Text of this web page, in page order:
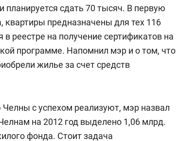
планируется сдать 70 тысяч. В первую
предназначены для тех 116
реестре на получение сертификатов на
программе. Напомнил мэр и о том, что
жилье за счет средств
с успехом реализуют, мэр назвал
на 2012 год выделено 1,06 млрд.
фонда. Стоит задача